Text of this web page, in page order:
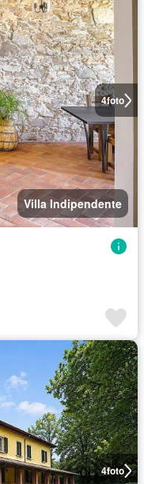
4foto
Villa Indipendente
4foto